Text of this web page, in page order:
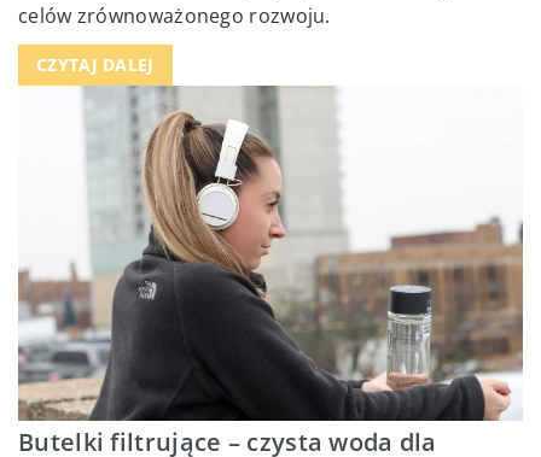
celów zrównoważonego rozwoju.
CZYTAJ DALEJ
Butelki filtrujące – czysta woda dla